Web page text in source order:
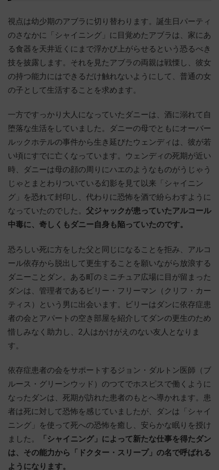
視点は幼少期のアブラに切り替わります。誕生日パーティ
のさなかに「シャイニング」に目覚めたアブラは、家にあ
る食器を天井近くにまで浮かび上がらせるという恐るべき
技を披露します。それを見たアブラの両親は戦慄し、彼女
の持つ能力にはできるだけ触れないようにして、普通の女
の子として生活することを求めます。
一方ですっかり大人になっていたダニーは、酒に溺れて自
堕落な生活をしていました。ダニーの母でともにオーバー
ルックホテルの事件から生き延びたウェンディは、彼が若
い頃にすでに亡くなっています。ウェンディの死期が近い
時、ダニーは母の顔の周りにハエのようなものがうじゃう
じゃとまとわりついている幻影を見て以来「シャイニン
グ」を恐れて封印し、代わりに恐怖を酒で紛らわすように
なっていたのでした。 父ジャックが患っていたアルコール
中毒に、奇しくもダニー自身も陥っていたのです。
恐ろしい死に方をした父と同じになることを拒み、アルコ
ール依存から脱出して更生することを願いながら放浪する
ダニーことダン。ある町のミニチュア広場に目が留まった
ダンは、管理者であるビリー・フリーマン（クリフ・カー
ティス）という男に出会います。ビリーはダンに依存症患
者の会とアパートの空き部屋を紹介してダンの更生のため
惜しみなく助力し、2人はかけがえのない友人となりま
す。
依存症患者の会をサポートするジョン・ダルトン医師（ブ
ルース・グリーンウッド）のつてでホスピスで働くように
なったダンは、死期が訪れた患者のもとへ導かれます。患
者は死に対して恐怖を感じていましたが、ダンは「シャイ
ニング」を使って死への恐怖を癒し、安らかな眠りを授け
ました。
「シャイニング」によって新たな仕事を得たダン
は、その能力から「ドクター・スリープ」の名で呼ばれる
ようになります。